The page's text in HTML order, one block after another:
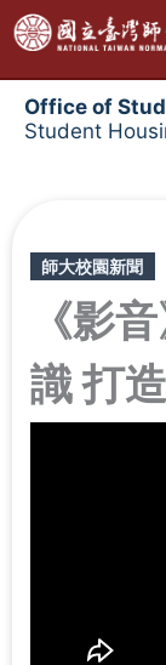
至
Office of
Student
師大校園新聞
《影
識 打